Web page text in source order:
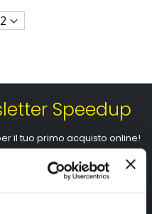
Speedup
il tuo primo acquisto online!